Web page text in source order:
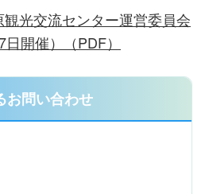
光交流センター運営委員会
日開催）（PDF）
お問い合わせ